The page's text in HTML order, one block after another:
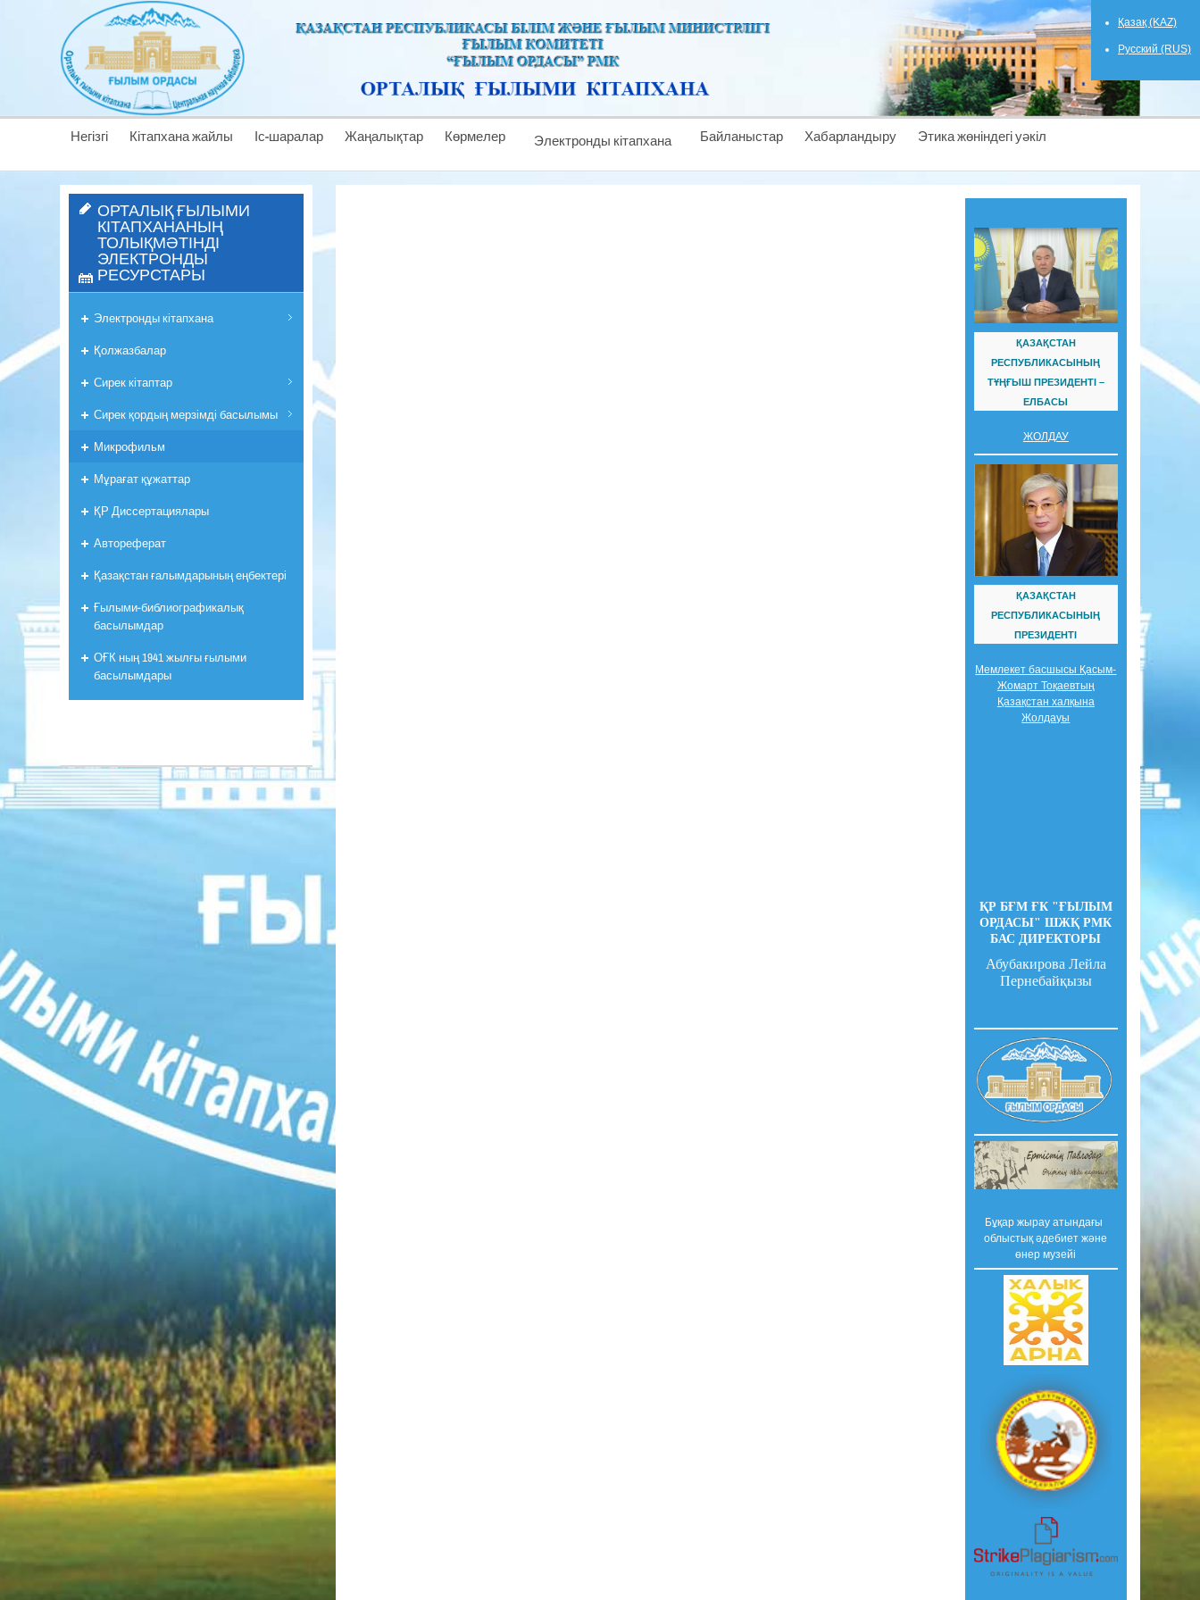
Қазақ (KAZ)
Русский (RUS)
Негізгі Кітапхана жайлы Іс-шаралар Жаңалықтар Көрмелер Электронды кітапхана Байланыстар Хабарландыру Этика жөніндегі уәкіл
ҚАЗАҚСТАН
РЕСПУБЛИКАСЫНЫҢ
ТҰҢҒЫШ ПРЕЗИДЕНТІ –
ЕЛБАСЫ
ЖОЛДАУ
ҚАЗАҚСТАН
РЕСПУБЛИКАСЫНЫҢ
ПРЕЗИДЕНТІ
Мемлекет басшысы Қасым-
Жомарт Тоқаевтың
Қазақстан халқына
Жолдауы
ҚР БҒМ ҒК "ҒЫЛЫМ
ОРДАСЫ" ШЖҚ РМК
БАС ДИРЕКТОРЫ
Абубакирова Лейла
Пернебайқызы
Бұқар жырау атындағы
облыстық әдебиет және
өнер музейі
ОРТАЛЫҚ ҒЫЛЫМИ
КІТАПХАНАНЫҢ
ТОЛЫҚМӘТІНДІ
ЭЛЕКТРОНДЫ
РЕСУРСТАРЫ
Электронды кітапхана
Қолжазбалар
Сирек кітаптар
Сирек қордың мерзімді басылымы
Микрофильм
Мұрағат құжаттар
ҚР Диссертациялары
Автореферат
Қазақстан ғалымдарының еңбектері
Ғылыми-библиографикалық
басылымдар
ОҒК ның 1941 жылғы ғылыми
басылымдары